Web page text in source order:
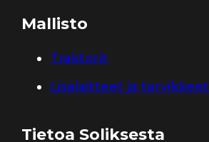
Mallisto
Traktorit
Lisälaitteet ja tarvikkeet
Tietoa Soliksesta